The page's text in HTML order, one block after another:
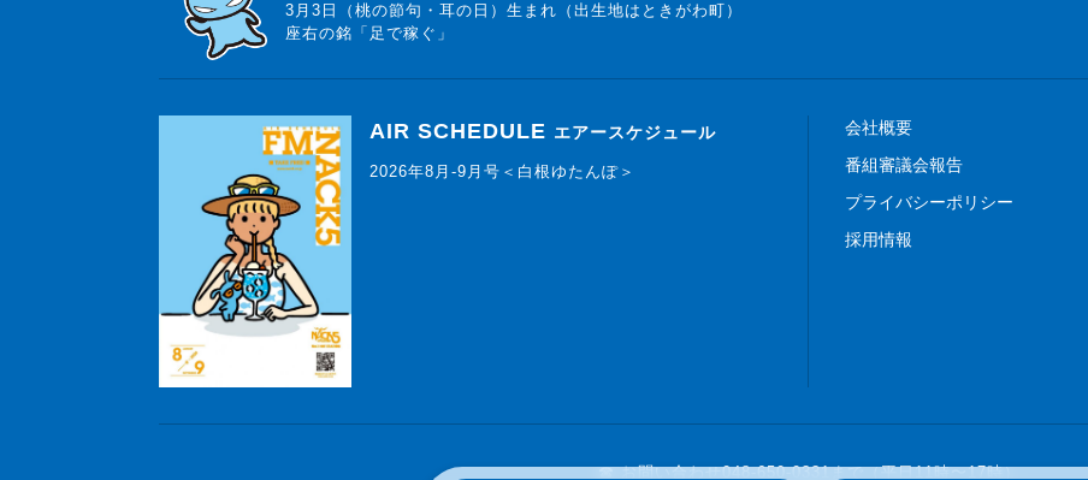
3月3日（桃の節句・耳の日）生まれ（出生地はときがわ町）
座右の銘「足で稼ぐ」
AIR SCHEDULE エアースケジュール
2026年8月-9月号＜白根ゆたんぽ＞
会社概要
番組審議会報告
プライバシーポリシー
採用情報
☎ お問い合わせ048-650-0331まで（平日11時〜17時）